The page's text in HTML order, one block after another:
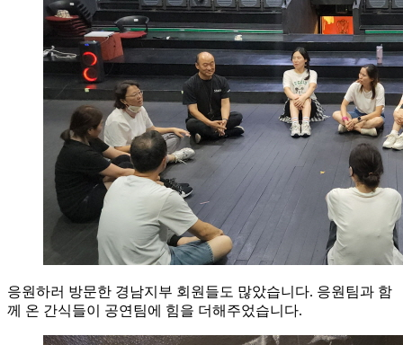
응원하러 방문한 경남지부 회원들도 많았습니다. 응원팀과 함
께 온 간식들이 공연팀에 힘을 더해주었습니다.